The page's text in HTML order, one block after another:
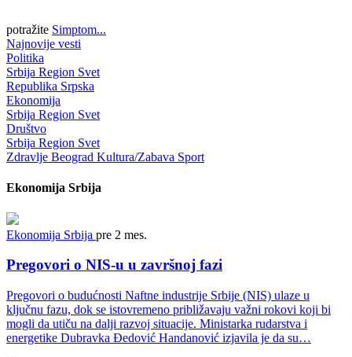
potražite Simptom...
Najnovije vesti
Politika
Srbija Region Svet
Republika Srpska
Ekonomija
Srbija Region Svet
Društvo
Srbija Region Svet
Zdravlje Beograd Kultura/Zabava Sport
Ekonomija Srbija
Ekonomija Srbija pre 2 mes.
Pregovori o NIS-u u završnoj fazi
Pregovori o budućnosti Naftne industrije Srbije (NIS) ulaze u
ključnu fazu, dok se istovremeno približavaju važni rokovi koji bi
mogli da utiču na dalji razvoj situacije. Ministarka rudarstva i
energetike Dubravka Đedović Handanović izjavila je da su…